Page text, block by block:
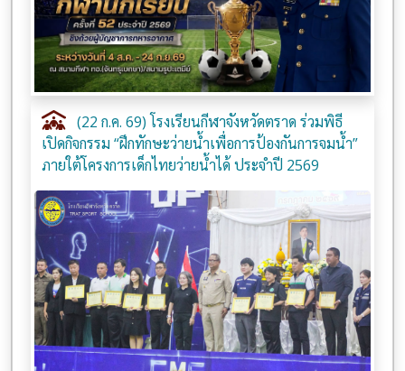
(22 ก.ค. 69) โรงเรียนกีฬาจังหวัดตราด ร่วมพิธี
เปิดกิจกรรม “ฝึกทักษะว่ายน้ำเพื่อการป้องกันการจมน้ำ”
ภายใต้โครงการเด็กไทยว่ายน้ำได้ ประจำปี 2569